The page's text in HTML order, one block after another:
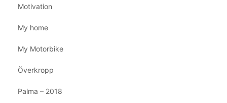
Motivation
My home
My Motorbike
Överkropp
Palma – 2018